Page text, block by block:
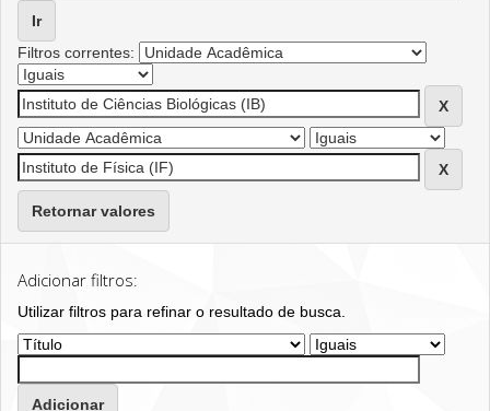
Filtros correntes:
Retornar valores
Adicionar filtros:
Utilizar filtros para refinar o resultado de busca.